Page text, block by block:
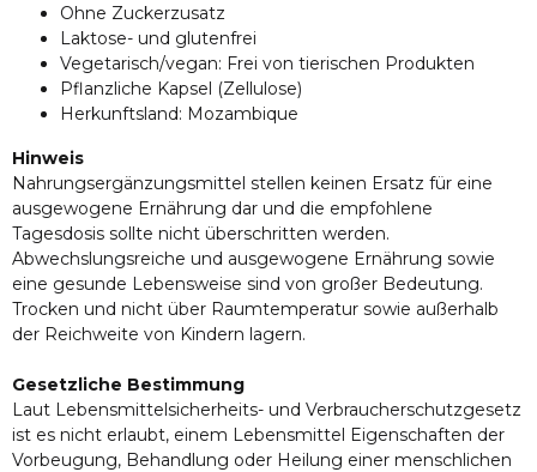
Ohne Zuckerzusatz
Laktose- und glutenfrei
Vegetarisch/vegan: Frei von tierischen Produkten
Pflanzliche Kapsel (Zellulose)
Herkunftsland: Mozambique
Hinweis
Nahrungsergänzungsmittel stellen keinen Ersatz für eine
ausgewogene Ernährung dar und die empfohlene
Tagesdosis sollte nicht überschritten werden.
Abwechslungsreiche und ausgewogene Ernährung sowie
eine gesunde Lebensweise sind von großer Bedeutung.
Trocken und nicht über Raumtemperatur sowie außerhalb
der Reichweite von Kindern lagern.
Gesetzliche Bestimmung
Laut Lebensmittelsicherheits- und Verbraucherschutzgesetz
ist es nicht erlaubt, einem Lebensmittel Eigenschaften der
Vorbeugung, Behandlung oder Heilung einer menschlichen